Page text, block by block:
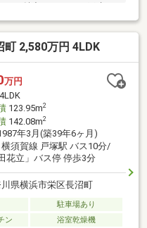
水周りの動線等、見た目
だわりが反映された自慢の
なリフォームは必要な
沢、戸塚方面へのアクセ
立つ太陽光パネル設置。
2,580万円 4LDK
万円
4LDK
123.95m2
142.08m2
年3月(築39年6ヶ月)
横須賀線 戸塚駅 バス10分/
花立」バス停 停歩3分
県横浜市栄区長沼町
駐車場あり
ン 浴室乾燥機